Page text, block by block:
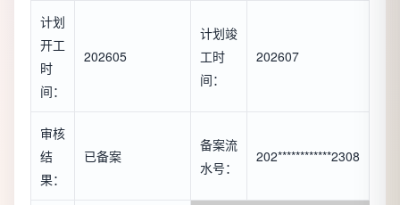
计划
开工
时
间：
202605
计划竣
工时
间：
202607
审核
结
果：
已备案
备案流
水号：
202************2308